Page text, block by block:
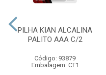
PILHA KIAN ALCALINA
PALITO AAA C/2
Código: 93879
Embalagem: CT1